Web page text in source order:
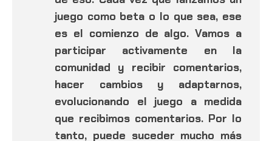
juego como beta o lo que sea, ese
es el comienzo de algo. Vamos a
participar activamente en la
comunidad y recibir comentarios,
hacer cambios y adaptarnos,
evolucionando el juego a medida
que recibimos comentarios. Por lo
tanto, puede suceder mucho más